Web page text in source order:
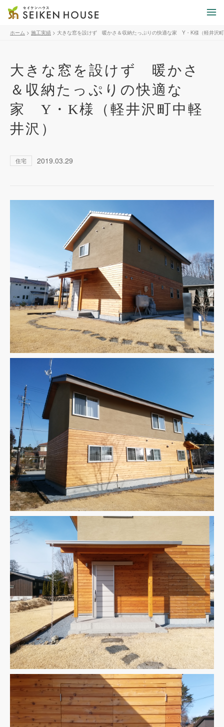
ホーム > 施工実績 > 大きな窓を設けず 暖かさ＆収納たっぷりの快適な家 Y・K様（軽井沢
大きな窓を設けず 暖かさ
＆収納たっぷりの快適な
家 Y・K様（軽井沢町中軽
井沢）
住宅 2019.03.29